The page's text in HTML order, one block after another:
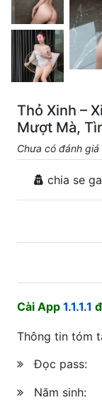
Thỏ Xinh –
Mượt Mà,
Chưa có đánh giá
chia se
Cài App 1.1.1.1
Thông tin tóm
Đọc pass:
Năm sinh: